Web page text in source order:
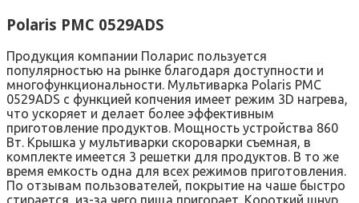
Polaris PMC 0529ADS
Продукция компании Поларис пользуется
популярностью на рынке благодаря доступности и
многофункциональности. Мультиварка Polaris PMC
0529ADS с функцией копчения имеет режим 3D нагрева,
что ускоряет и делает более эффективным
приготовление продуктов. Мощность устройства 860
Вт. Крышка у мультиварки скороварки съемная, в
комплекте имеется 3 решетки для продуктов. В то же
время емкость одна для всех режимов приготовления.
По отзывам пользователей, покрытие на чаше быстро
стирается, из-за чего пища пригорает. Короткий шнур